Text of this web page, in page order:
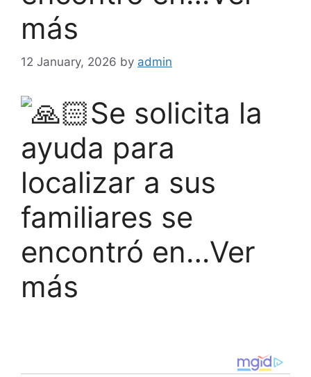
más
12 January, 2026 by admin
Se solicita la
ayuda para
localizar a sus
familiares se
encontró en…Ver
más